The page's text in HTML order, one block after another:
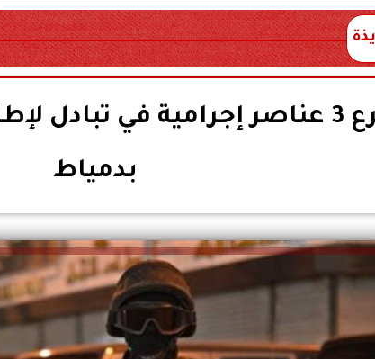
مصرع 3 عناصر إجرامية في تبادل
بدمياط